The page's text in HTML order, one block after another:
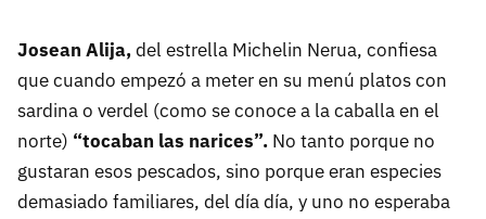
Josean Alija,del estrella Michelin Nerua, confiesa
que cuando empezó a meter en su menú platos con
sardina o verdel (como se conoce a la caballa en el
norte) “tocaban las narices”. No tanto porque no
gustaran esos pescados, sino porque eran especies
demasiado familiares, del día día, y uno no esperaba